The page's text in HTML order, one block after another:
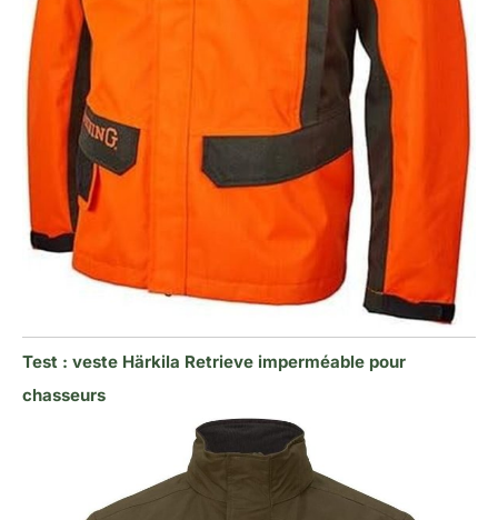
Test : veste Härkila Retrieve imperméable pour
chasseurs